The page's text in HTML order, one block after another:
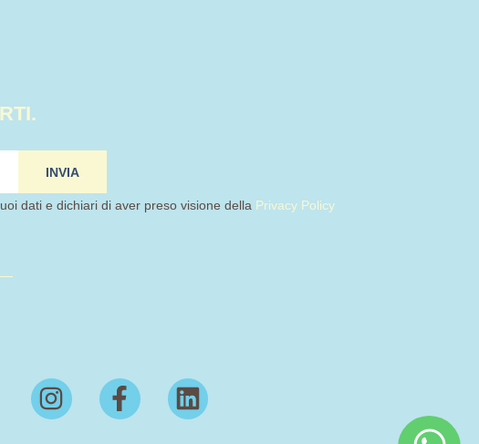
INVIA
dati e dichiari di aver preso visione della Privacy Policy
I
n
F
a
L
i